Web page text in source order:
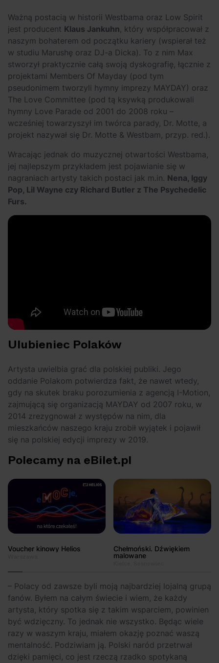
Ważną postacią w historii Westbama oraz Low Spirit
jest producent Klaus Jankuhn , który współpracował z
naszym bohaterem od początku kariery (wspierał też
w studiu Marushę oraz DJ-a Dicka). To z nim Max
stworzył praktycznie całą swoją dyskografię, łącznie z
projektami Members Of Mayday (pod tym
pseudonimem tworzyli hymny imprezy MAYDAY) oraz
The Love Committee (pod tą ksywką produkowali
hymny Love Parade od 2001 do 2008 roku –
wcześniej towarzyszył im twórca parady, Dr. Motte, a
projekt nazywał się Dr. Motte & Westbam, przyp. red.).
Wracając jednak do muzycznej otwartości Westbama,
jej najlepszym przykładem jest pojawianie się w
nagraniach artysty takich postaci jak m.in. Nena, Iggy
Pop, Lil Wayne czy Richard Butler z The Psychedelic
Furs.
Ulubieniec Polaków
Artysta uwielbia grać dla polskiej publiki. Jego
oddanie Polakom potwierdza fakt, że nawet wtedy,
gdy na skutek braku porozumienia z agencją I-Motion,
zajmującą się organizacją MAYDAY od 2007 roku, w
2014 zrezygnował z występów na nim, dla
mieszkańców naszego kraju zrobił wyjątek i pojawił
się na polskiej edycji imprezy w 2019.
Polecamy na eBilet.pl
Voucher kinowy Helios
Chełmoński. Dźwiękiem
malowane
– Polacy od zawsze byli moją najbardziej lojalną grupą
fanów. Byłem na całym świecie i wiem, że każdy
artysta, który spotka się z takim wsparciem, powinien
być wdzięczny. To jednak nie wszystko. Będąc wiele
razy w waszym kraju, miałem okazję poznać waszą
mentalność. Podziwiam ją. Polski naród przetrwał
dzięki pamięci, co jest rzeczą rzadko spotykaną